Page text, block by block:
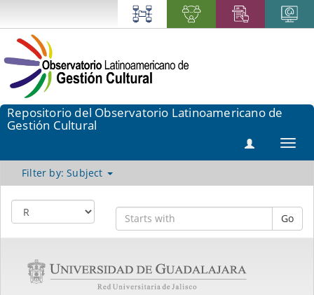
Repositorio del Observatorio Latinoamericano de
Gestión Cultural
Filter by: Subject
Go